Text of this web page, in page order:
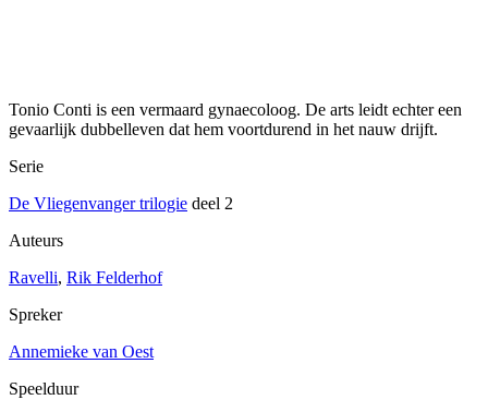
Tonio Conti is een vermaard gynaecoloog. De arts leidt echter een
gevaarlijk dubbelleven dat hem voortdurend in het nauw drijft.
Serie
De Vliegenvanger trilogie deel 2
Auteurs
Ravelli, Rik Felderhof
Spreker
Annemieke van Oest
Speelduur